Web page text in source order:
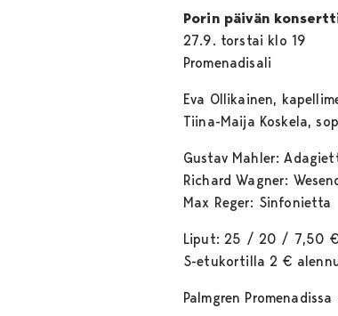
Porin päivän
27.9. torstai klo 19
Promenadisali
Eva Ollikainen,
Tiina-Maija Koskela,
Gustav Mahler:
Richard Wagner:
Max Reger: Sinfonietta
Liput: 25 / 20 / 7,50 €
S-etukortilla 2 €
Palmgren